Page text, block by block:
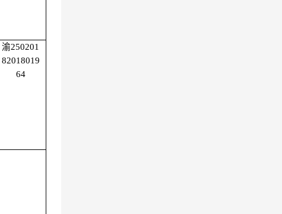
渝250201
82018019
64